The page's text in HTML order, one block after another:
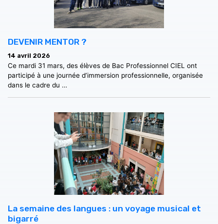
DEVENIR MENTOR ?
14 avril 2026
Ce mardi 31 mars, des élèves de Bac Professionnel CIEL ont
participé à une journée d’immersion professionnelle, organisée
dans le cadre du …
La semaine des langues : un voyage musical et
bigarré